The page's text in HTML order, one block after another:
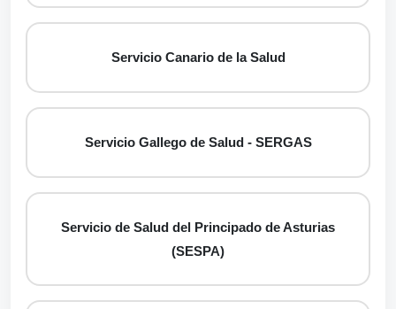
Servicio Canario de la Salud
Servicio Gallego de Salud - SERGAS
Servicio de Salud del Principado de Asturias
(SESPA)